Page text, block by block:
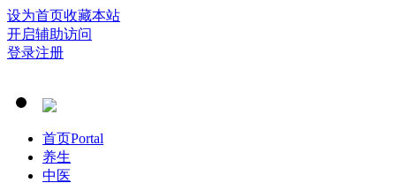
设为首页收藏本站
开启辅助访问
登录注册
首页Portal
养生
中医